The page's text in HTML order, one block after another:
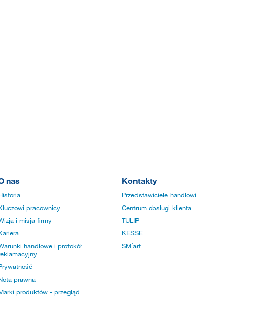
nas
pracownicy
i misja firmy
handlowe i protokół
prawna
produktów - przegląd
Kontakty
Przedstawiciele handlowi
Centrum obsługi klienta
TULIP
KESSE
SM´art